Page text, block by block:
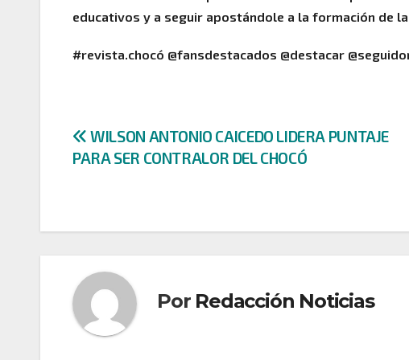
educativos y a seguir apostándole a la formación de la
#revista.chocó @fansdestacados @destacar
Navegación
WILSON ANTONIO CAICEDO LIDERA PUNTAJE
PARA SER CONTRALOR DEL CHOCÓ
Por Redacción Noticias